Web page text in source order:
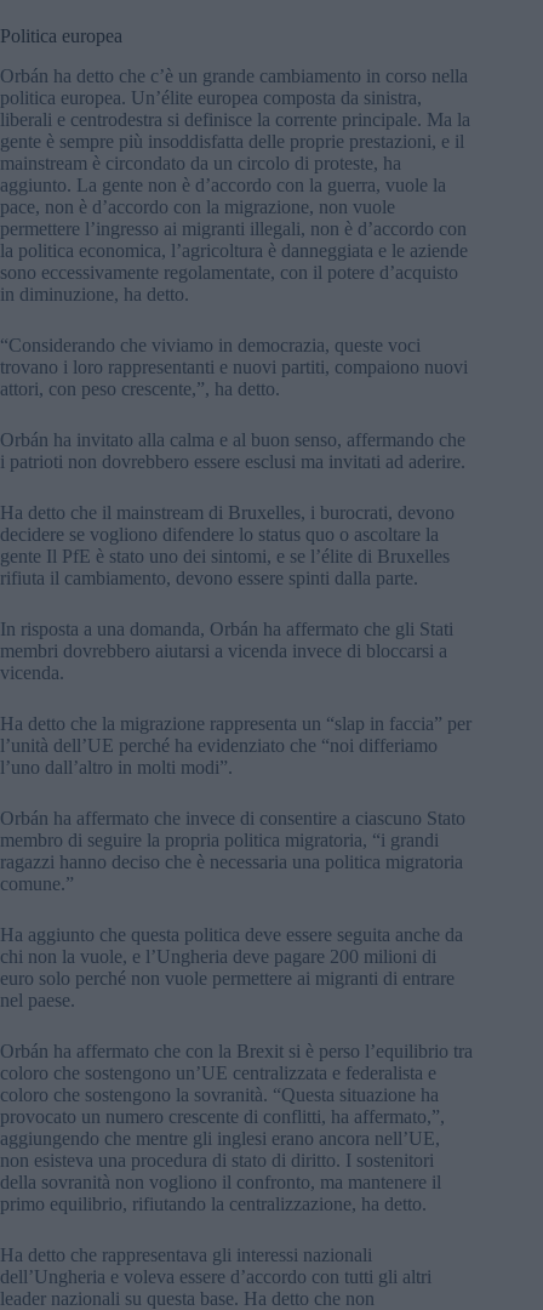
Politica europea
Orbán ha detto che c’è un grande cambiamento in corso nella
politica europea. Un’élite europea composta da sinistra,
liberali e centrodestra si definisce la corrente principale. Ma la
gente è sempre più insoddisfatta delle proprie prestazioni, e il
mainstream è circondato da un circolo di proteste, ha
aggiunto. La gente non è d’accordo con la guerra, vuole la
pace, non è d’accordo con la migrazione, non vuole
permettere l’ingresso ai migranti illegali, non è d’accordo con
la politica economica, l’agricoltura è danneggiata e le aziende
sono eccessivamente regolamentate, con il potere d’acquisto
in diminuzione, ha detto.
“Considerando che viviamo in democrazia, queste voci
trovano i loro rappresentanti e nuovi partiti, compaiono nuovi
attori, con peso crescente,”, ha detto.
Orbán ha invitato alla calma e al buon senso, affermando che
i patrioti non dovrebbero essere esclusi ma invitati ad aderire.
Ha detto che il mainstream di Bruxelles, i burocrati, devono
decidere se vogliono difendere lo status quo o ascoltare la
gente Il PfE è stato uno dei sintomi, e se l’élite di Bruxelles
rifiuta il cambiamento, devono essere spinti dalla parte.
In risposta a una domanda, Orbán ha affermato che gli Stati
membri dovrebbero aiutarsi a vicenda invece di bloccarsi a
vicenda.
Ha detto che la migrazione rappresenta un “slap in faccia” per
l’unità dell’UE perché ha evidenziato che “noi differiamo
l’uno dall’altro in molti modi”.
Orbán ha affermato che invece di consentire a ciascuno Stato
membro di seguire la propria politica migratoria, “i grandi
ragazzi hanno deciso che è necessaria una politica migratoria
comune.”
Ha aggiunto che questa politica deve essere seguita anche da
chi non la vuole, e l’Ungheria deve pagare 200 milioni di
euro solo perché non vuole permettere ai migranti di entrare
nel paese.
Orbán ha affermato che con la Brexit si è perso l’equilibrio tra
coloro che sostengono un’UE centralizzata e federalista e
coloro che sostengono la sovranità. “Questa situazione ha
provocato un numero crescente di conflitti, ha affermato,”,
aggiungendo che mentre gli inglesi erano ancora nell’UE,
non esisteva una procedura di stato di diritto. I sostenitori
della sovranità non vogliono il confronto, ma mantenere il
primo equilibrio, rifiutando la centralizzazione, ha detto.
Ha detto che rappresentava gli interessi nazionali
dell’Ungheria e voleva essere d’accordo con tutti gli altri
leader nazionali su questa base. Ha detto che non